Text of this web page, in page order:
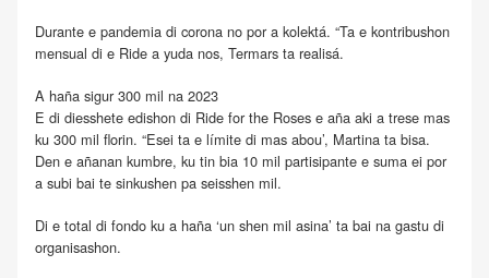
Durante e pandemia di corona no por a kolektá. “Ta e kontribushon
mensual di e Ride a yuda nos, Termars ta realisá.
A haña sigur 300 mil na 2023
E di diesshete edishon di Ride for the Roses e aña aki a trese mas
ku 300 mil florin. “Esei ta e límite di mas abou’, Martina ta bisa.
Den e añanan kumbre, ku tin bia 10 mil partisipante e suma ei por
a subi bai te sinkushen pa seisshen mil.
Di e total di fondo ku a haña ‘un shen mil asina’ ta bai na gastu di
organisashon.